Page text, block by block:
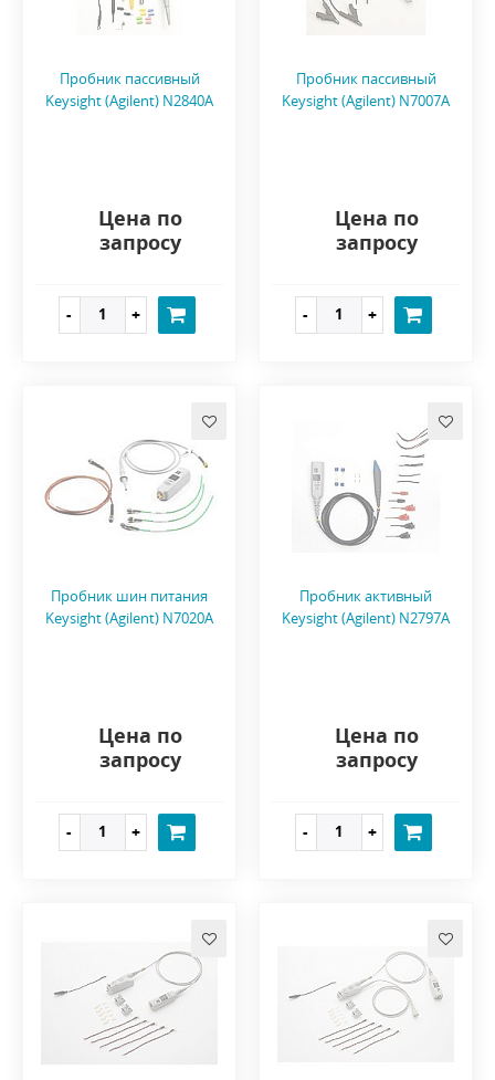
Пробник пассивный
Keysight (Agilent) N2840A
Цена по
запросу
Пробник пассивный
Keysight (Agilent) N7007A
Цена по
запросу
Пробник шин питания
Keysight (Agilent) N7020A
Цена по
запросу
Пробник активный
Keysight (Agilent) N2797A
Цена по
запросу